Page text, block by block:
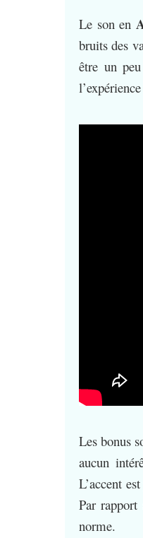
Le son en
bruits des
être un
Les bonus
aucun
L’accent
Par
norme.